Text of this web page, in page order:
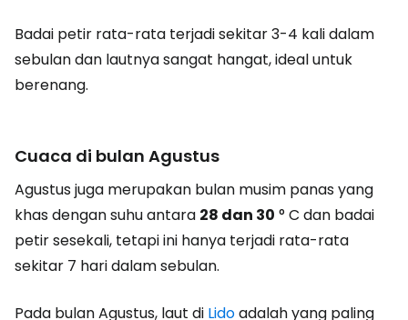
Badai petir rata-rata terjadi sekitar 3-4 kali dalam
sebulan dan lautnya sangat hangat, ideal untuk
berenang.
Cuaca di bulan Agustus
Agustus juga merupakan bulan musim panas yang
khas dengan suhu antara 28 dan 30 ° C dan badai
petir sesekali, tetapi ini hanya terjadi rata-rata
sekitar 7 hari dalam sebulan.
Pada bulan Agustus, laut di Lidoadalah yang paling